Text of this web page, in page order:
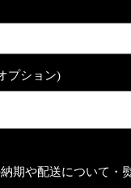
プション)
期や配送について・